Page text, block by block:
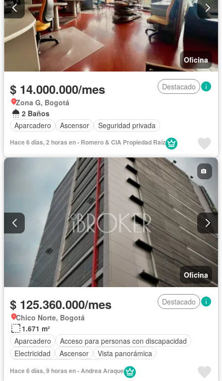
Oficina
$ 14.000.000/mes
Destacado
Zona G, Bogotá
2 Baños
Aparcadero
Ascensor Seguridad privada
Hace 6 días, 2 horas en - Romero & CIA Propiedad Raí­z
Oficina
$ 125.360.000/mes
Destacado
Chico Norte, Bogotá
1.671 m²
Aparcadero
Acceso para personas con discapacidad
Electricidad
Ascensor
Vista panorámica
Hace 6 días, 9 horas en - Andrea Araque